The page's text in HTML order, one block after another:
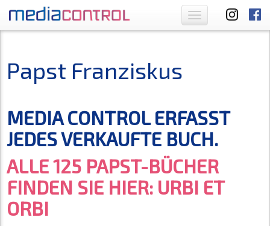
Toggle
navigation
Papst Franziskus
MEDIA CONTROL ERFASST
JEDES VERKAUFTE BUCH.
ALLE 125 PAPST-BÜCHER
FINDEN SIE HIER: URBI ET
ORBI